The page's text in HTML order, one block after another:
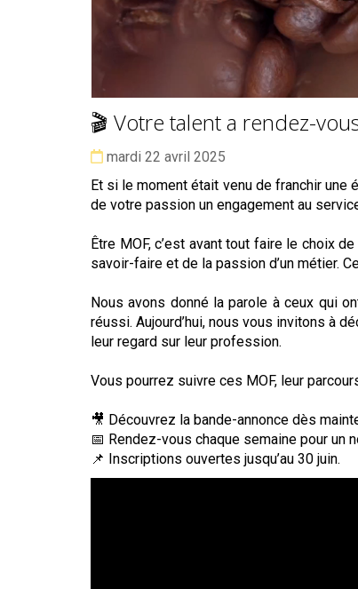
🎬 Votre talent a rendez-
Date :
mardi 22 avril 2025
Et si le moment était venu de franchir
de votre passion un engagement au
Être MOF, c’est avant tout faire le choix
savoir-faire et de la passion d’un métier.
Nous avons donné la parole à ceux qui
réussi. Aujourd’hui, nous vous invitons à
leur regard sur leur profession.
Vous pourrez suivre ces MOF, leur
🎥 Découvrez la bande-annonce dès
📅 Rendez-vous chaque semaine pour un
📌 Inscriptions ouvertes jusqu’au 30 juin.